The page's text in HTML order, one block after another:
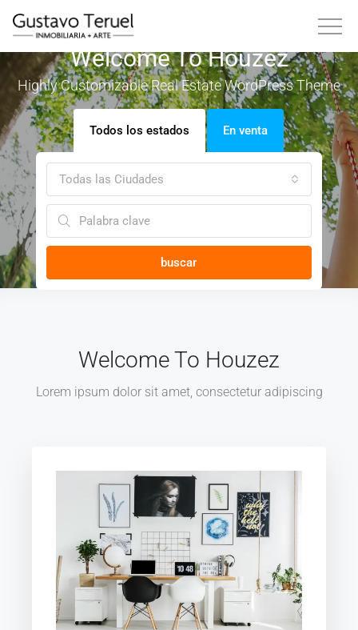
Welcome To Houzez
Highly Customizable Real Estate WordPress Theme
Todos los estados En venta
Todas las Ciudades
buscar
Welcome To Houzez
Lorem ipsum dolor sit amet, consectetur adipiscing